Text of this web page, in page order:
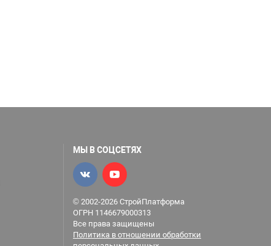
МЫ В СОЦСЕТЯХ
© 2002-2026 СтройПлатформа
ОГРН 1146679000313
Все права защищены
Политика в отношении обработки